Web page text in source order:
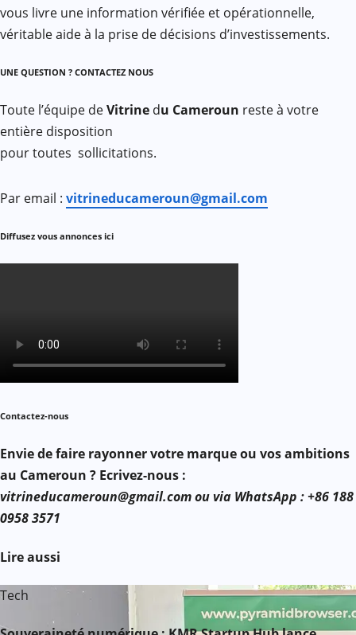
vous livre une information vérifiée et opérationnelle,
véritable aide à la prise de décisions d’investissements.
UNE QUESTION ? CONTACTEZ NOUS
Toute l’équipe deVitrine du Cameroun reste à votre
entière disposition
pour toutes sollicitations.
Par email : vitrineducameroun@gmail.com
Diffusez vous annonces ici
Contactez-nous
Envie de faire rayonner votre marque ou vos ambitions
au Cameroun ? Ecrivez-nous :
vitrineducameroun@gmail.com ou via WhatsApp : +86 188
0958 3571
Lire aussi
Tech